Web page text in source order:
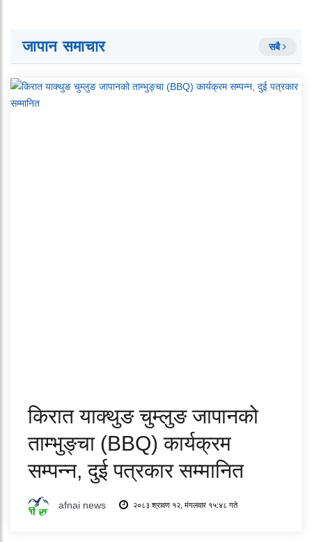
जापान समाचार सबै
किरात याक्थुङ चुम्लुङ जापानको
ताम्भुङ्चा (BBQ) कार्यक्रम
सम्पन्न, दुई पत्रकार सम्मानित
afnai news २०८३ श्रावण १२, मंगलवार १५:४८ गते